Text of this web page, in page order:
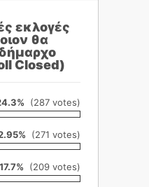
εκλογές
θα
Closed)
(287 votes)
(271 votes)
17.7% (209 votes)